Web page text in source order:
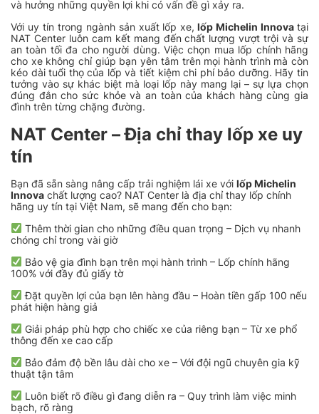
và hưởng những quyền lợi khi có vấn đề gì xảy ra.
Với uy tín trong ngành sản xuất lốp xe, lốp Michelin Innovatại
NAT Center luôn cam kết mang đến chất lượng vượt trội và sự
an toàn tối đa cho người dùng. Việc chọn mua lốp chính hãng
cho xe không chỉ giúp bạn yên tâm trên mọi hành trình mà còn
kéo dài tuổi thọ của lốp và tiết kiệm chi phí bảo dưỡng. Hãy tin
tưởng vào sự khác biệt mà loại lốp này mang lại – sự lựa chọn
đúng đắn cho sức khỏe và an toàn của khách hàng cùng gia
đình trên từng chặng đường.
NAT Center – Địa chỉ thay lốp xe uy
tín
Bạn đã sẵn sàng nâng cấp trải nghiệm lái xe với lốp Michelin
Innova chất lượng cao? NAT Center là địa chỉ thay lốp chính
hãng uy tín tại Việt Nam, sẽ mang đến cho bạn:
Thêm thời gian cho những điều quan trọng – Dịch vụ nhanh
chóng chỉ trong vài giờ
Bảo vệ gia đình bạn trên mọi hành trình – Lốp chính hãng
100% với đầy đủ giấy tờ
Đặt quyền lợi của bạn lên hàng đầu – Hoàn tiền gấp 100 nếu
phát hiện hàng giả
Giải pháp phù hợp cho chiếc xe của riêng bạn – Từ xe phổ
thông đến xe cao cấp
Bảo đảm độ bền lâu dài cho xe – Với đội ngũ chuyên gia kỹ
thuật tận tâm
Luôn biết rõ điều gì đang diễn ra – Quy trình làm việc minh
bạch, rõ ràng